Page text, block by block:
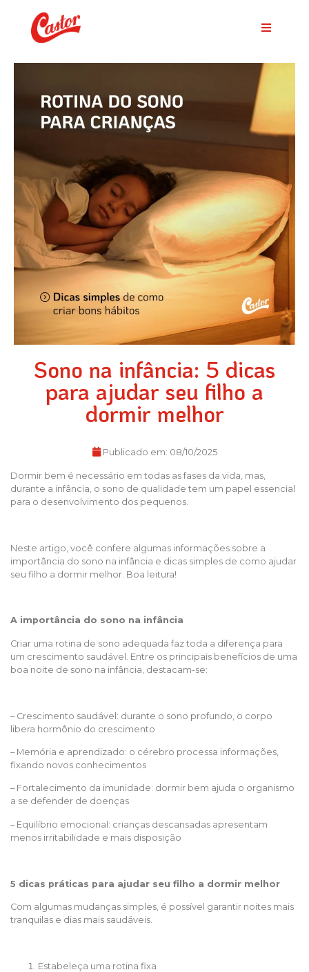
Sono na infância: 5 dicas
para ajudar seu filho a
dormir melhor
Publicado em: 08/10/2025
Dormir bem é necessário em todas as fases da vida, mas,
durante a infância, o sono de qualidade tem um papel essencial
para o desenvolvimento dos pequenos.
Neste artigo, você confere algumas informações sobre a
importância do sono na infância e dicas simples de como ajudar
seu filho a dormir melhor. Boa leitura!
A importância do sono na infância
Criar uma rotina de sono adequada faz toda a diferença para
um crescimento saudável. Entre os principais benefícios de uma
boa noite de sono na infância, destacam-se:
– Crescimento saudável: durante o sono profundo, o corpo
libera hormônio do crescimento
– Memória e aprendizado: o cérebro processa informações,
fixando novos conhecimentos
– Fortalecimento da imunidade: dormir bem ajuda o organismo
a se defender de doenças
– Equilíbrio emocional: crianças descansadas apresentam
menos irritabilidade e mais disposição
5 dicas práticas para ajudar seu filho a dormir melhor
Com algumas mudanças simples, é possível garantir noites mais
tranquilas e dias mais saudáveis.
Estabeleça uma rotina fixa